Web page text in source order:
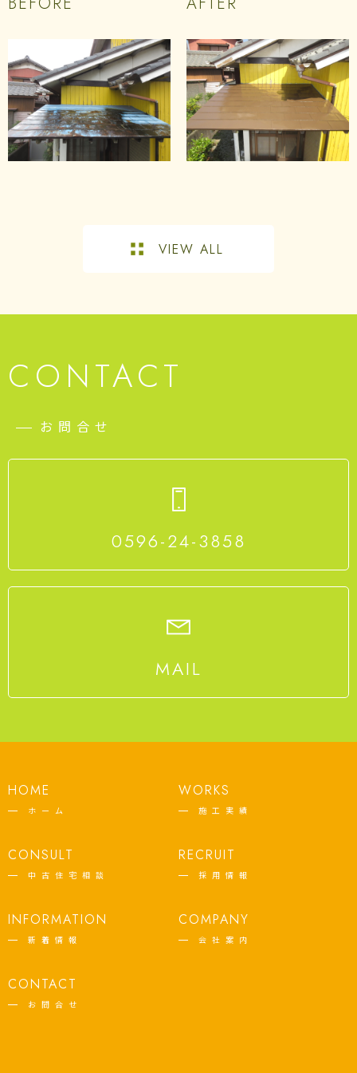
VIEW ALL
CONTACT
お問合せ
0596-24-3858
MAIL
HOME
ホーム
WORKS
施工実績
CONSULT
中古住宅相談
RECRUIT
採用情報
INFORMATION
新着情報
COMPANY
会社案内
CONTACT
お問合せ